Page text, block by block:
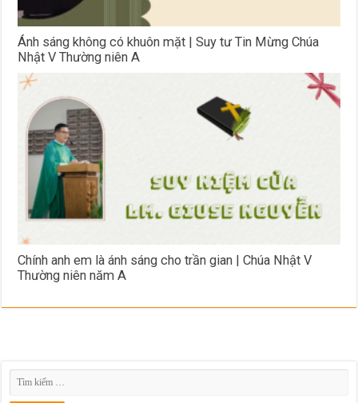
Ánh sáng không có khuôn mặt | Suy tư Tin Mừng Chúa
Nhật V Thường niên A
Chính anh em là ánh sáng cho trần gian | Chúa Nhật V
Thường niên năm A